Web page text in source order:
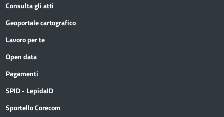
Consulta gli atti
Geoportale cartografico
Lavoro per te
Open data
Pagamenti
SPID - LepidaID
Sportello Corecom